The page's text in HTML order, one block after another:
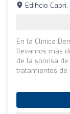
Edificio Capri,
En la Clínica
llevamos más
de la sonrisa
tratamientos de